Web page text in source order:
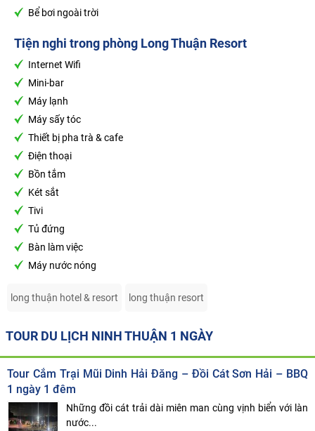
Bể bơi ngoài trời
Tiện nghi trong phòng Long Thuận Resort
Internet Wifi
Mini-bar
Máy lạnh
Máy sấy tóc
Thiết bị pha trà & cafe
Điện thoại
Bồn tắm
Két sắt
Tivi
Tủ đứng
Bàn làm việc
Máy nước nóng
long thuận hotel & resort long thuận resort
TOUR DU LỊCH NINH THUẬN 1 NGÀY
Tour Cắm Trại Mũi Dinh Hải Đăng – Đồi Cát Sơn Hải – BBQ
1 ngày 1 đêm
Những đồi cát trải dài miên man cùng vịnh biển với làn
nước...